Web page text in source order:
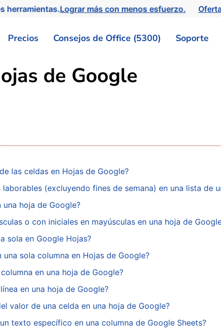
herramientas.Lograr más con menos esfuerzo.
Precios Consejos de Office (5300) Soporte
de Google
las celdas en Hojas de Google?
(excluyendo fines de semana) en una lista de
hoja de Google?
o con iniciales en mayúsculas en una hoja de
sola en Google Hojas?
sola columna en Hojas de Google?
en una hoja de Google?
en una hoja de Google?
valor de una celda en una hoja de Google?
texto específico en una columna de Google Sheets?